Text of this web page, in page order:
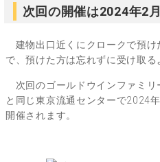
次回の開催は2024年2
建物出口近くにクロークで預け
で、預けた方は忘れずに受け取る
次回のゴールドウインファミリ
と同じ東京流通センターで2024
開催されます。